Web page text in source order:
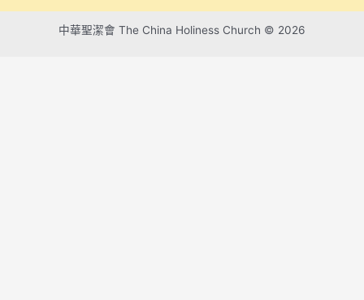
中華聖潔會 The China Holiness Church © 2026